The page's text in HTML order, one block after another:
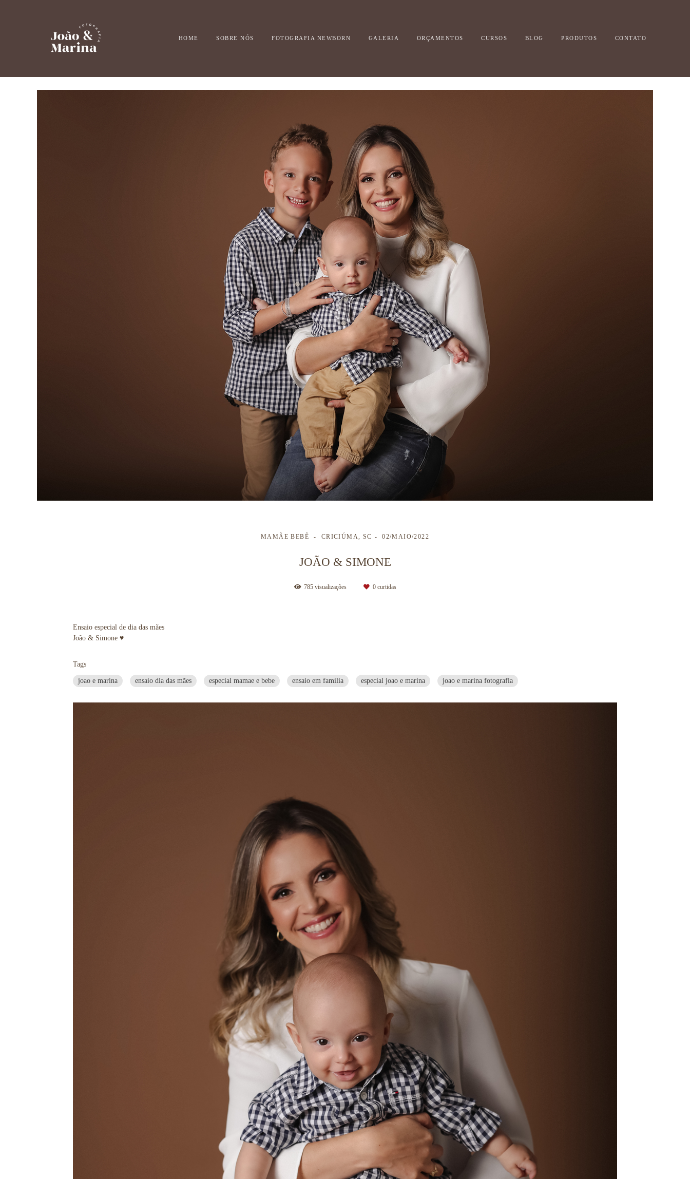
HOME SOBRE NÓS FOTOGRAFIA NEWBORN GALERIA ORÇAMENTOS CURSOS BLOG PRODUTOS CONTATO
MAMÃE BEBÊ CRICIÚMA, SC 02/MAIO/2022
JOÃO & SIMONE
785visualizações 0curtidas
Ensaio especial de dia das mães
João & Simone ♥
Tags
joao e marina ensaio dia das mães especial mamae e bebe ensaio em familia especial joao e marina joao e marina fotografia